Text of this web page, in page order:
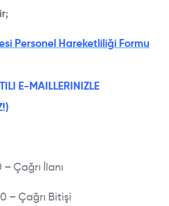
Personel Hareketliliği Formu
E-MAILLERINIZLE
Çağrı İlanı
– Çağrı Bitişi